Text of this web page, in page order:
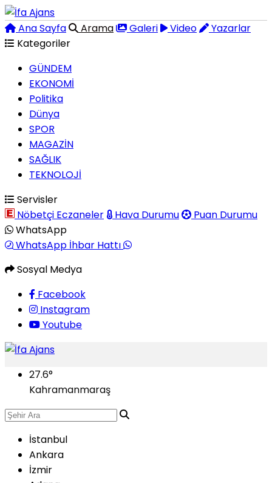
Ana Sayfa Arama Galeri Video
Yazarlar
Kategoriler
GÜNDEM
EKONOMİ
Politika
Dünya
SPOR
MAGAZİN
SAĞLIK
TEKNOLOJİ
Servisler
Nöbetçi Eczaneler
Hava Durumu
Puan Durumu
WhatsApp
WhatsApp İhbar Hattı
Sosyal Medya
Facebook
Instagram
Youtube
27.6°
Kahramanmaraş
İstanbul
Ankara
İzmir